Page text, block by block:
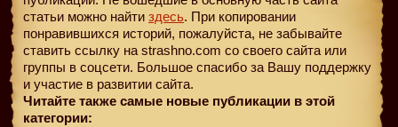
статьи можно найти здесь. При копировании
понравившихся историй, пожалуйста, не забывайте
ставить ссылку на strashno.com со своего сайта или
группы в соцсети. Большое спасибо за Вашу поддержку
и участие в развитии сайта.
Читайте также самые новые публикации в этой
категории: